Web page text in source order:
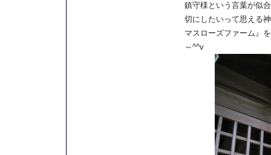
鎮守様という言葉が似
切にしたいって思える
マスローズファーム』
～^^v